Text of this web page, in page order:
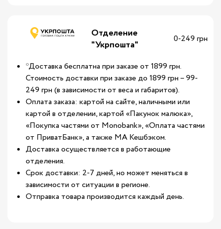
Отделение
"Укрпошта"
0-249 грн
*Доставка бесплатна при заказе от 1899 грн.
Стоимость доставки при заказе до 1899 грн – 99-
249 грн (в зависимости от веса и габаритов).
Оплата заказа: картой на сайте, наличными или
картой в отделении, картой «Пакунок малюка»,
«Покупка частями от Monobank», «Оплата частями
от ПриватБанк», а также МА Кешбэком.
Доставка осуществляется в работающие
отделения.
Срок доставки: 2-7 дней, но может меняться в
зависимости от ситуации в регионе.
Отправка товара производится каждый день.